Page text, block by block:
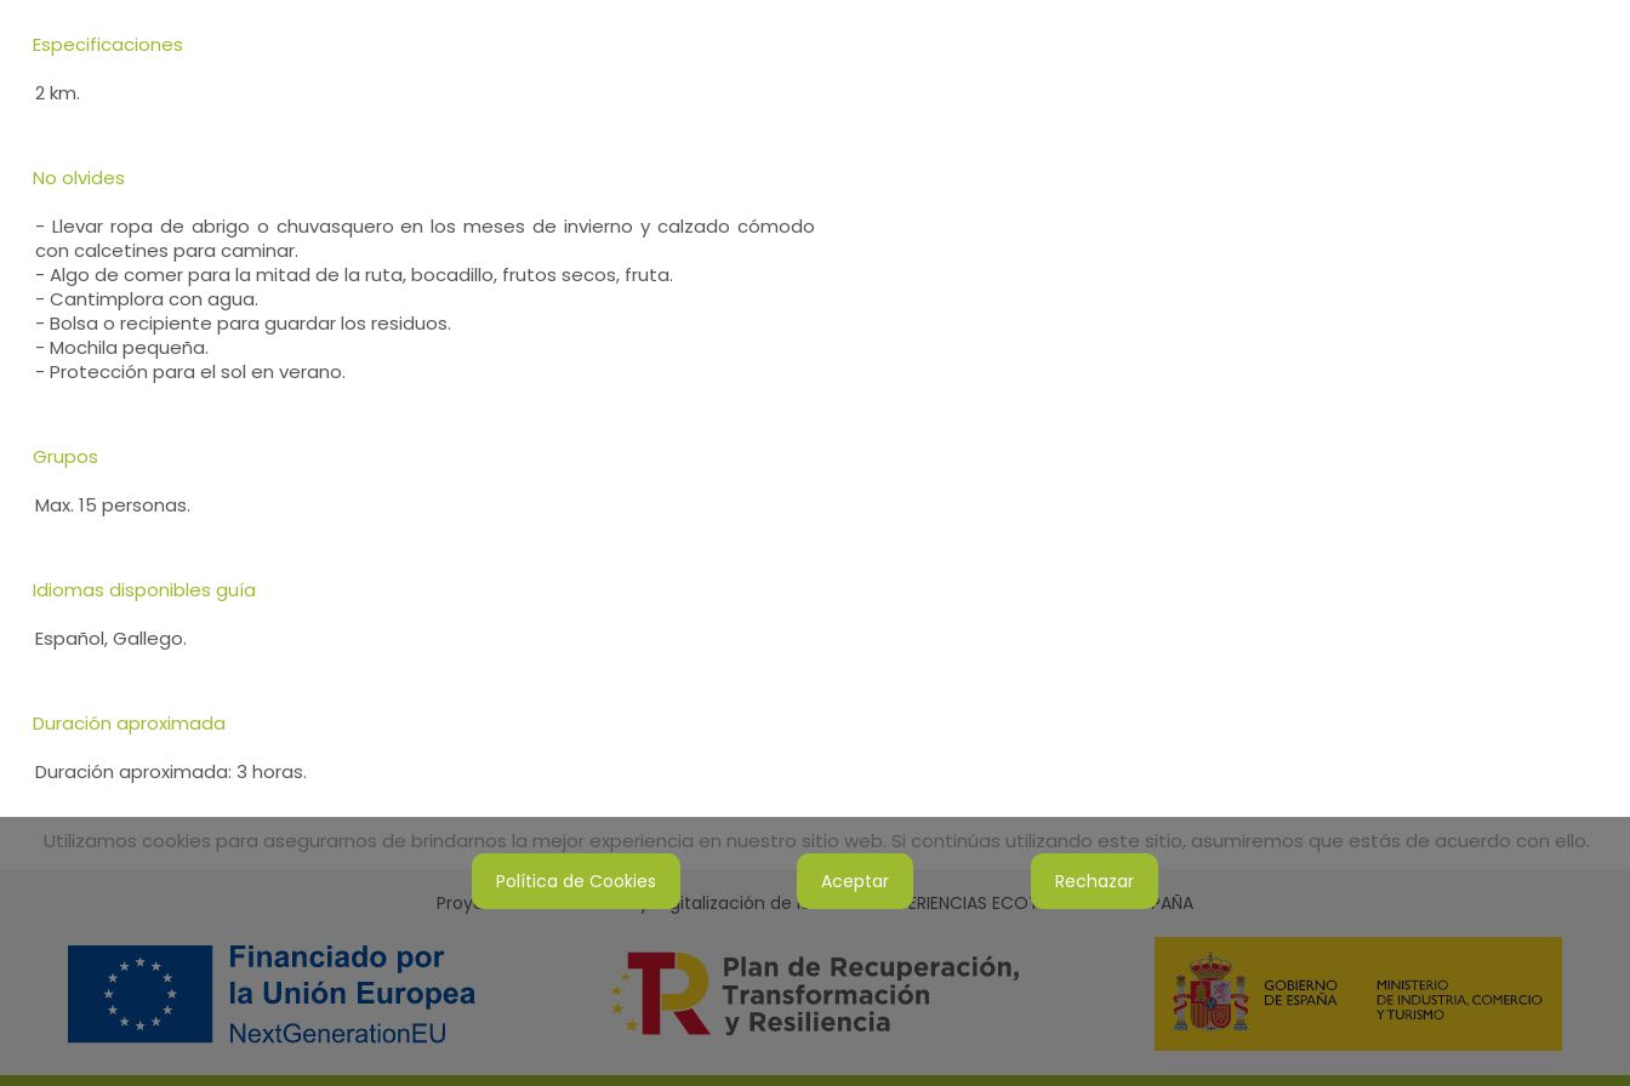
Especificaciones
2 km.
No olvides
- Llevar ropa de abrigo o chuvasquero en los meses de invierno y calzado cómodo
con calcetines para caminar.
- Algo de comer para la mitad de la ruta, bocadillo, frutos secos, fruta.
- Cantimplora con agua.
- Bolsa o recipiente para guardar los residuos.
- Mochila pequeña.
- Protección para el sol en verano.
Grupos
Max. 15 personas.
Idiomas disponibles guía
Español, Gallego.
Duración aproximada
Duración aproximada: 3 horas.
Proyecto Sostenibilidad y Digitalización de la Red de EXPERIENCIAS ECOTURISMO DE ESPAÑA
Utilizamos cookies para asegurarnos de brindarnos la mejor experiencia en nuestro sitio web. Si continúas utilizando este sitio, asumiremos que estás de acuerdo con ello.
Política de Cookies Aceptar Rechazar